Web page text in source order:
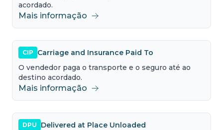
acordado.
Mais informação
CIP
Carriage and Insurance Paid To
O vendedor paga o transporte e o seguro até ao
destino acordado.
Mais informação
DPU
Delivered at Place Unloaded